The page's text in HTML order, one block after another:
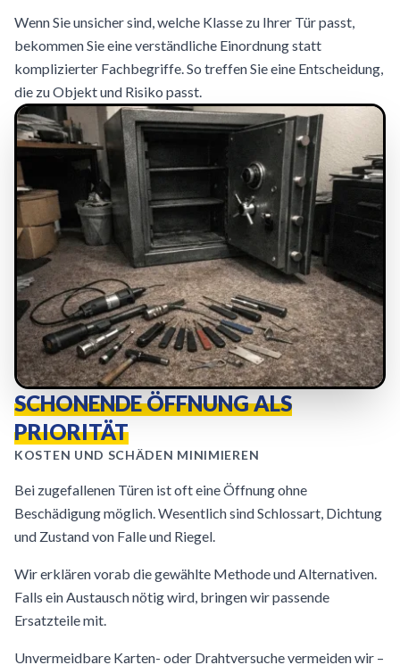
Wenn Sie unsicher sind, welche Klasse zu Ihrer Tür passt,
bekommen Sie eine verständliche Einordnung statt
komplizierter Fachbegriffe. So treffen Sie eine Entscheidung,
die zu Objekt und Risiko passt.
SCHONENDE ÖFFNUNG ALS
PRIORITÄT
KOSTEN UND SCHÄDEN MINIMIEREN
Bei zugefallenen Türen ist oft eine Öffnung ohne
Beschädigung möglich. Wesentlich sind Schlossart, Dichtung
und Zustand von Falle und Riegel.
Wir erklären vorab die gewählte Methode und Alternativen.
Falls ein Austausch nötig wird, bringen wir passende
Ersatzteile mit.
Unvermeidbare Karten- oder Drahtversuche vermeiden wir –